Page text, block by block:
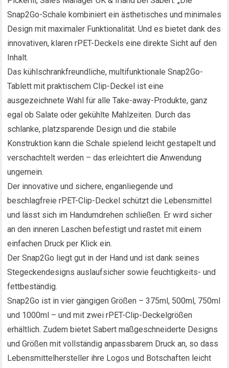
Snap2Go-Schale kombiniert ein ästhetisches und minimales
Design mit maximaler Funktionalität. Und es bietet dank des
innovativen, klaren rPET-Deckels eine direkte Sicht auf den
Inhalt.
Das kühlschrankfreundliche, multifunktionale Snap2Go-
Tablett mit praktischem Clip-Deckel ist eine
ausgezeichnete Wahl für alle Take-away-Produkte, ganz
egal ob Salate oder gekühlte Mahlzeiten. Durch das
schlanke, platzsparende Design und die stabile
Konstruktion kann die Schale spielend leicht gestapelt und
verschachtelt werden – das erleichtert die Anwendung
ungemein.
Der innovative und sichere, enganliegende und
beschlagfreie rPET-Clip-Deckel schützt die Lebensmittel
und lässt sich im Handumdrehen schließen. Er wird sicher
an den inneren Laschen befestigt und rastet mit einem
einfachen Druck per Klick ein.
Der Snap2Go liegt gut in der Hand und ist dank seines
Stegeckendesigns auslaufsicher sowie feuchtigkeits- und
fettbeständig.
Snap2Go ist in vier gängigen Größen – 375ml, 500ml, 750ml
und 1000ml – und mit zwei rPET-Clip-Deckelgrößen
erhältlich. Zudem bietet Sabert maßgeschneiderte Designs
und Größen mit vollständig anpassbarem Druck an, so dass
Lebensmittelhersteller ihre Logos und Botschaften leicht